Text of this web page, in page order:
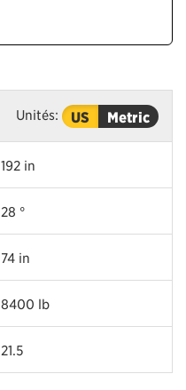
Unités: US Metric
192 in
28 °
74 in
8400 lb
21.5